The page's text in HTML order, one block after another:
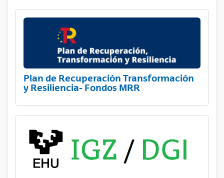
Plan de Recuperación Transformación
y Resiliencia- Fondos MRR